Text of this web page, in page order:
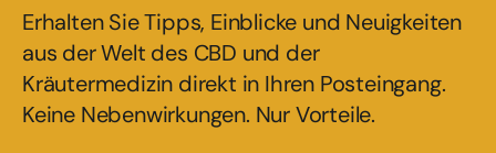
Erhalten Sie Tipps, Einblicke und Neuigkeiten
aus der Welt des CBD und der
Kräutermedizin direkt in Ihren Posteingang.
Keine Nebenwirkungen. Nur Vorteile.